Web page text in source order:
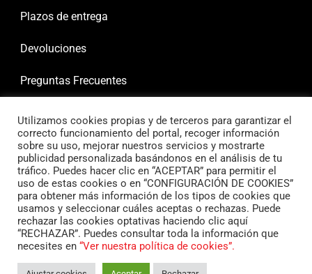
Plazos de entrega
Devoluciones
Preguntas Frecuentes
Utilizamos cookies propias y de terceros para garantizar el
correcto funcionamiento del portal, recoger información
sobre su uso, mejorar nuestros servicios y mostrarte
publicidad personalizada basándonos en el análisis de tu
tráfico. Puedes hacer clic en “ACEPTAR” para permitir el
uso de estas cookies o en “CONFIGURACIÓN DE COOKIES”
para obtener más información de los tipos de cookies que
usamos y seleccionar cuáles aceptas o rechazas. Puede
rechazar las cookies optativas haciendo clic aquí
“RECHAZAR”. Puedes consultar toda la información que
necesites en “Ver nuestra política de cookies”.